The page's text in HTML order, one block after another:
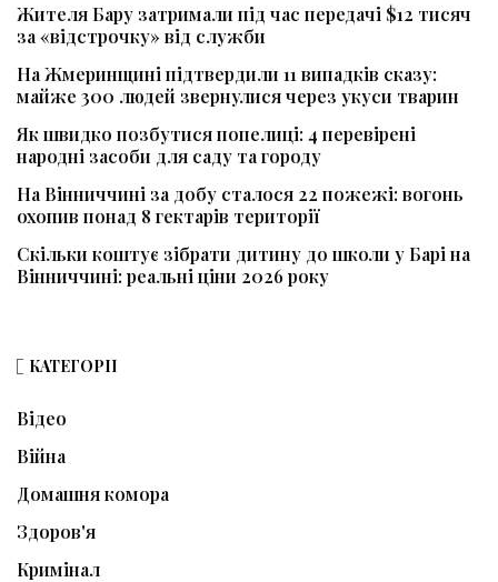
Жителя Бару затримали під час передачі $12 тисяч
за «відстрочку» від служби
На Жмеринщині підтвердили 11 випадків сказу:
майже 300 людей звернулися через укуси тварин
Як швидко позбутися попелиці: 4 перевірені
народні засоби для саду та городу
На Вінниччині за добу сталося 22 пожежі: вогонь
охопив понад 8 гектарів території
Скільки коштує зібрати дитину до школи у Барі на
Вінниччині: реальні ціни 2026 року
КАТЕГОРІЇ
Відео
Війна
Домашня комора
Здоров'я
Кримінал